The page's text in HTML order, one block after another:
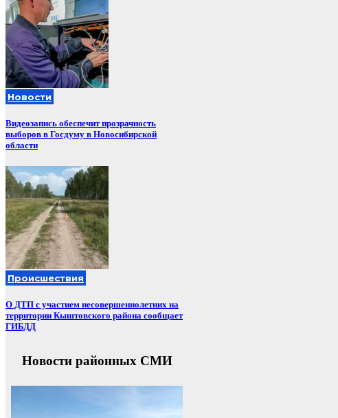
Новости
Видеозапись обеспечит прозрачность
выборов в Госдуму в Новосибирской
области
Происшествия
О ДТП с участием несовершеннолетних на
территории Кыштовского района сообщает
ГИБДД